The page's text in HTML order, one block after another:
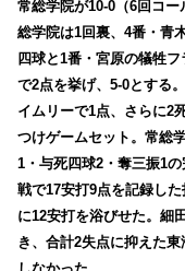
常総学院が10-0（6回コ
総学院は1回裏、4番・青
四球と1番・宮原の犠牲
で2点を挙げ、5-0とする
イムリーで1点、さらに2
つけゲームセット。常総
1・与死四球2・奪三振1
戦で17安打9点を記録し
に12安打を浴びせた。細
き、合計2失点に抑えた